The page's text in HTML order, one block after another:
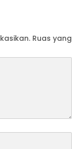
Ruas yang